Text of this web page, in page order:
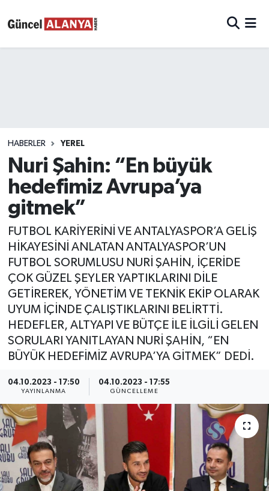
HABERLER YEREL
Nuri Şahin: “En büyük
hedefimiz Avrupa’ya
gitmek”
FUTBOL KARİYERİNİ VE ANTALYASPOR’A GELİŞ
HİKAYESİNİ ANLATAN ANTALYASPOR’UN
FUTBOL SORUMLUSU NURİ ŞAHİN, İÇERİDE
ÇOK GÜZEL ŞEYLER YAPTIKLARINI DİLE
GETİREREK, YÖNETİM VE TEKNİK EKİP OLARAK
UYUM İÇİNDE ÇALIŞTIKLARINI BELİRTTİ.
HEDEFLER, ALTYAPI VE BÜTÇE İLE İLGİLİ GELEN
SORULARI YANITLAYAN NURİ ŞAHİN, “EN
BÜYÜK HEDEFİMİZ AVRUPA’YA GİTMEK” DEDİ.
04.10.2023 - 17:50
YAYINLANMA
04.10.2023 - 17:55
GÜNCELLEME